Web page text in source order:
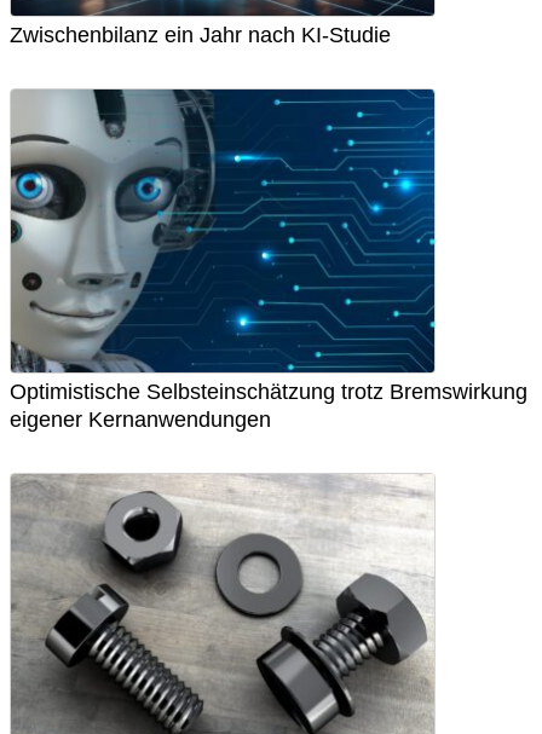
Zwischenbilanz ein Jahr nach KI-Studie
Optimistische Selbsteinschätzung trotz Bremswirkung
eigener Kernanwendungen